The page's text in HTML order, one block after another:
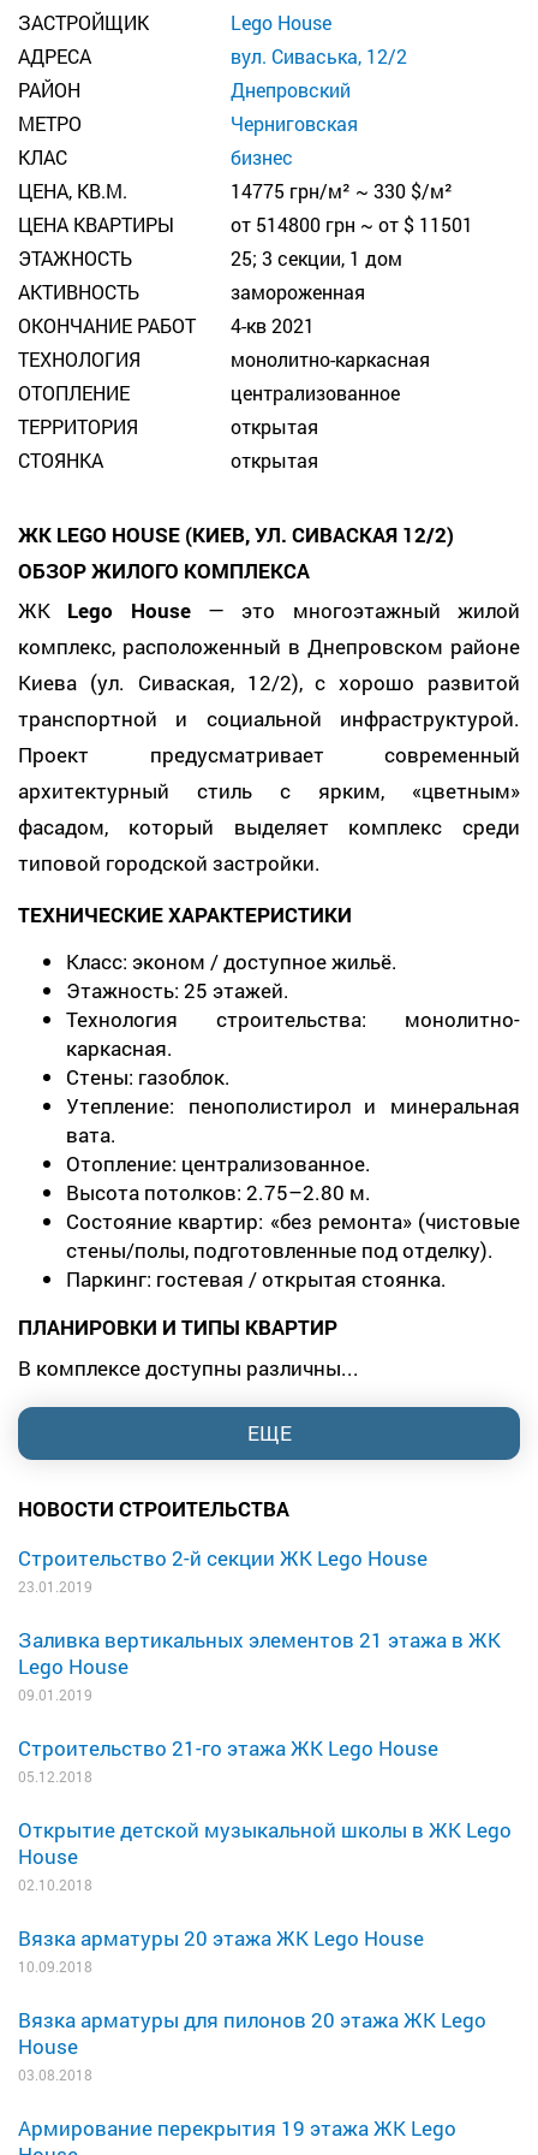
ЗАСТРОЙЩИК
Lego House
АДРЕСА
вул. Сиваська, 12/2
РАЙОН
Днепровский
МЕТРО
Черниговская
КЛАС
бизнес
ЦЕНА, КВ.М.
14775 грн/м² ~ 330 $/м²
ЦЕНА КВАРТИРЫ
от 514800 грн ~ от $ 11501
ЭТАЖНОСТЬ
25; 3 секции, 1 дом
АКТИВНОСТЬ
замороженная
ОКОНЧАНИЕ РАБОТ
4-кв 2021
ТЕХНОЛОГИЯ
монолитно-каркасная
ОТОПЛЕНИЕ
централизованное
ТЕРРИТОРИЯ
открытая
СТОЯНКА
открытая
ЖК LEGO HOUSE (КИЕВ, УЛ. СИВАСКАЯ 12/2)
ОБЗОР ЖИЛОГО КОМПЛЕКСА
ЖК Lego House— это многоэтажный жилой
комплекс, расположенный в Днепровском районе
Киева (ул. Сиваская, 12/2), с хорошо развитой
транспортной и социальной инфраструктурой.
Проект предусматривает современный
архитектурный стиль с ярким, «цветным»
фасадом, который выделяет комплекс среди
типовой городской застройки.
ТЕХНИЧЕСКИЕ ХАРАКТЕРИСТИКИ
Класс: эконом / доступное жильё.
Этажность: 25 этажей.
Технология строительства: монолитно-
каркасная.
Стены: газоблок.
Утепление: пенополистирол и минеральная
вата.
Отопление: централизованное.
Высота потолков: 2.75–2.80 м.
Состояние квартир: «без ремонта» (чистовые
стены/полы, подготовленные под отделку).
Паркинг: гостевая / открытая стоянка.
ПЛАНИРОВКИ И ТИПЫ КВАРТИР
В комплексе доступны различны...
ЕЩЕ
НОВОСТИ СТРОИТЕЛЬСТВА
Строительство 2-й секции ЖК Lego House
23.01.2019
Заливка вертикальных элементов 21 этажа в ЖК
Lego House
09.01.2019
Строительство 21-го этажа ЖК Lego House
05.12.2018
Открытие детской музыкальной школы в ЖК Lego
House
02.10.2018
Вязка арматуры 20 этажа ЖК Lego House
10.09.2018
Вязка арматуры для пилонов 20 этажа ЖК Lego
House
03.08.2018
Армирование перекрытия 19 этажа ЖК Lego